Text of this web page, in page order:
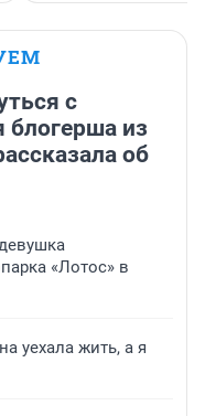
с
блогерша из
об
«Лотос» в
уехала жить, а я